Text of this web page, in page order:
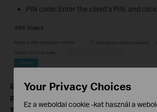
PIN code: Enter the client’s PIN, and click
Get to know more details of each function
please go to
your product.
Your Privacy Choices
Ez a weboldal cookie -kat használ a